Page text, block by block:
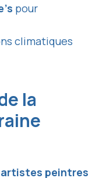
pour
climatiques
la
artistes peintres